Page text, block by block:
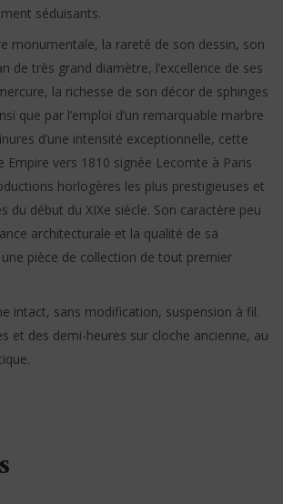
séduisants.
monumentale, la rareté de son dessin, son
de très grand diamètre, l’excellence de ses
la richesse de son décor de sphinges
que par l’emploi d’un remarquable marbre
d’une intensité exceptionnelle, cette
Empire vers 1810 signée Lecomte à Paris
horlogères les plus prestigieuses et
du début du XIXe siècle. Son caractère peu
architecturale et la qualité de sa
pièce de collection de tout premier
intact, sans modification, suspension à fil.
et des demi-heures sur cloche ancienne, au